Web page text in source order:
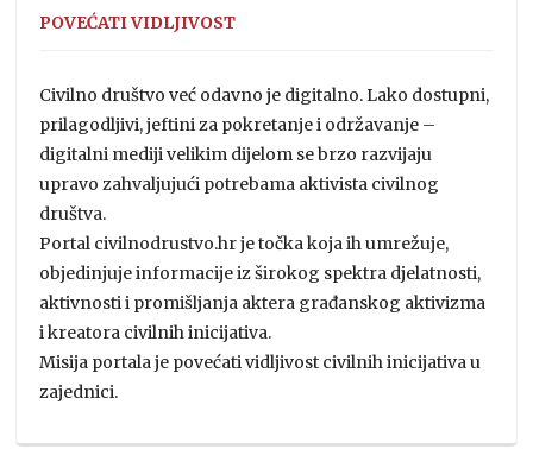
POVEĆATI VIDLJIVOST
Civilno društvo već odavno je digitalno. Lako dostupni,
prilagodljivi, jeftini za pokretanje i održavanje –
digitalni mediji velikim dijelom se brzo razvijaju
upravo zahvaljujući potrebama aktivista civilnog
društva.
Portal civilnodrustvo.hr je točka koja ih umrežuje,
objedinjuje informacije iz širokog spektra djelatnosti,
aktivnosti i promišljanja aktera građanskog aktivizma
i kreatora civilnih inicijativa.
Misija portala je povećati vidljivost civilnih inicijativa u
zajednici.